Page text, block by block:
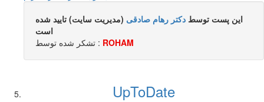
این پست توسط دکتر رهام صادقی (مدیریت سایت) تایید شده
است
تشکر شده توسط : ROHAM
UpToDate